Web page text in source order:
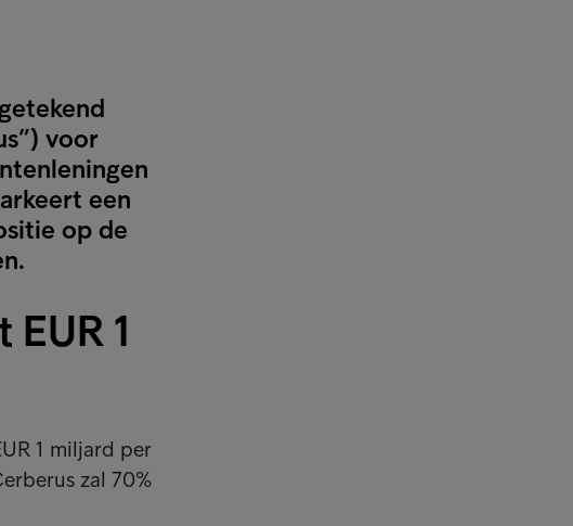
voor
een
op de
1
1 miljard per
zal 70%